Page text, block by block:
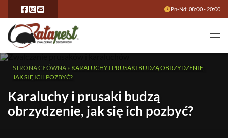
Pn-Nd: 08:00 - 20:00
STRONA GŁÓWNA » KARALUCHY I PRUSAKI BUDZĄ OBRZYDZENIE,
JAK SIĘ ICH POZBYĆ?
Karaluchy i prusaki budzą
obrzydzenie, jak się ich pozbyć?